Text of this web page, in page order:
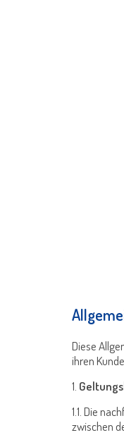
Diese
ihren
1.
1.1. Die
zwischen